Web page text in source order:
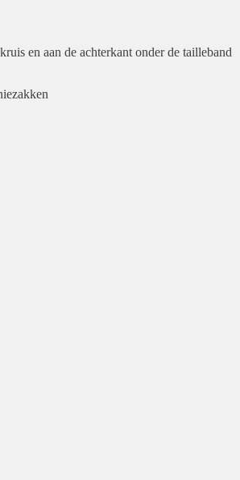
en aan de achterkant onder de tailleband